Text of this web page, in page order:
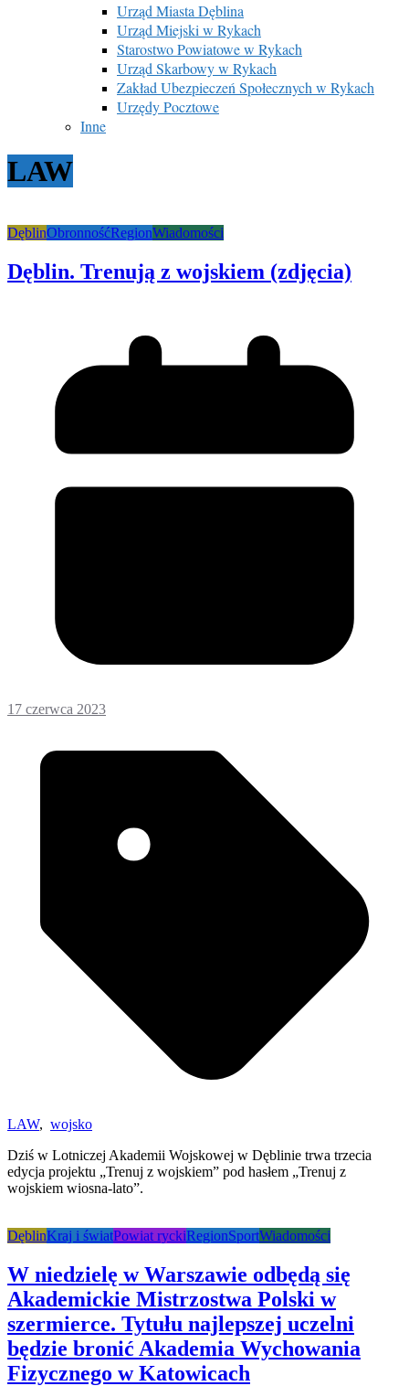
Urząd Miasta Dęblina
Urząd Miejski w Rykach
Starostwo Powiatowe w Rykach
Urząd Skarbowy w Rykach
Zakład Ubezpieczeń Społecznych w Rykach
Urzędy Pocztowe
Inne
LAW
DęblinObronnośćRegionWiadomości
Dęblin. Trenują z wojskiem (zdjęcia)
17 czerwca 2023
LAW, wojsko
Dziś w Lotniczej Akademii Wojskowej w Dęblinie trwa trzecia
edycja projektu „Trenuj z wojskiem” pod hasłem „Trenuj z
wojskiem wiosna-lato”.
DęblinKraj i światPowiat ryckiRegionSportWiadomości
W niedzielę w Warszawie odbędą się
Akademickie Mistrzostwa Polski w
szermierce. Tytułu najlepszej uczelni
będzie bronić Akademia Wychowania
Fizycznego w Katowicach